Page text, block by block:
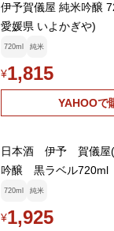
伊予賀儀屋 純米吟醸
愛媛県 いよかぎや)
720ml 純米
¥1,815
YAHOOで
日本酒 伊予 賀儀
吟醸 黒ラベル720ml
720ml 純米
¥1,925